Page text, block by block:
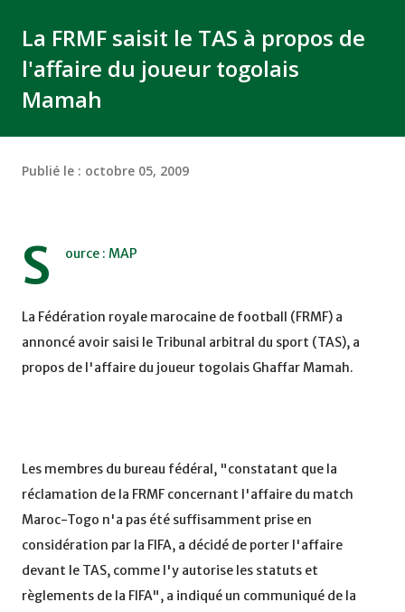
La FRMF saisit le TAS à propos de
l'affaire du joueur togolais
Mamah
Publié le : octobre 05, 2009
S ource : MAP
La Fédération royale marocaine de football (FRMF) a
annoncé avoir saisi le Tribunal arbitral du sport (TAS), a
propos de l'affaire du joueur togolais Ghaffar Mamah.
Les membres du bureau fédéral, "constatant que la
réclamation de la FRMF concernant l'affaire du match
Maroc-Togo n'a pas été suffisamment prise en
considération par la FIFA, a décidé de porter l'affaire
devant le TAS, comme l'y autorise les statuts et
règlements de la FIFA", a indiqué un communiqué de la